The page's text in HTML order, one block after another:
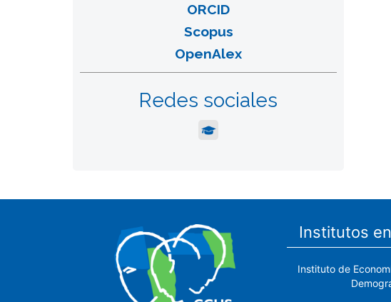
ORCID
Scopus
OpenAlex
Redes sociales
Institutos
Instituto de